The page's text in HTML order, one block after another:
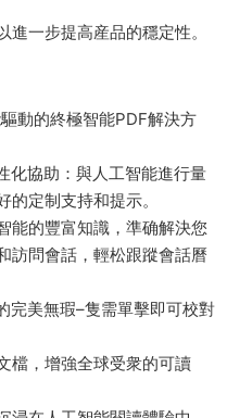
一步提高産品的穩定性。
動的終極智能PDF解決方
化協助：與人工智能進行量
定制支持和提示。
能的豐富知識，準确解決您
訪問會話，輕松跟蹤會話曆
完美無瑕–隻需單擊即可校對
檔，增強全球受衆的可讀